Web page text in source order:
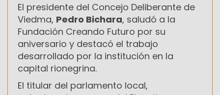
El presidente del Concejo Deliberante de
Viedma, Pedro Bichara, saludó a la
Fundación Creando Futuro por su
aniversario y destacó el trabajo
desarrollado por la institución en la
capital rionegrina.
El titular del parlamento local,